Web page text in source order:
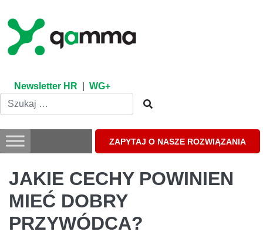
content
Newsletter HR WG+
ZAPYTAJ O NASZE ROZWIĄZANIA
JAKIE CECHY POWINIEN
MIEĆ DOBRY
PRZYWÓDCA?